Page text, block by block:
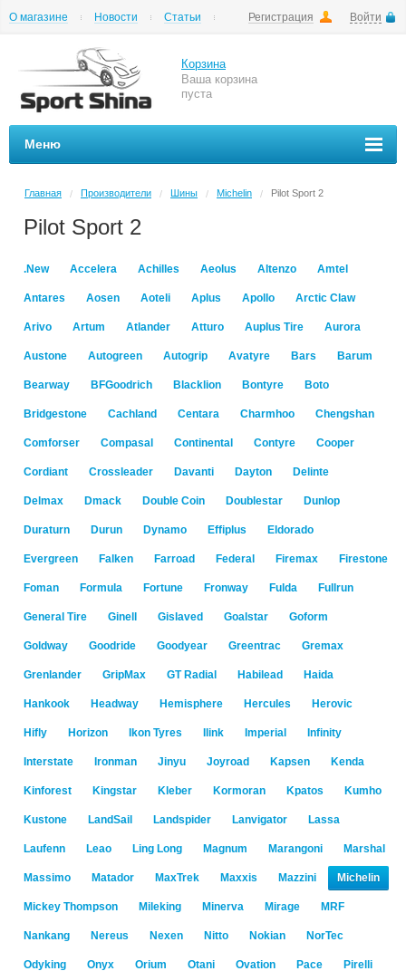
Регистрация Войти
О магазине Новости
Статьи
Корзина
Ваша корзина
пуста
Меню
Главная / Производители / Шины / Michelin / Pilot Sport 2
Pilot Sport 2
.New Accelera Achilles Aeolus Altenzo Amtel
Antares Aosen Aoteli Aplus Apollo Arctic Claw
Arivo Artum Atlander Atturo Auplus Tire Aurora
Austone Autogreen Autogrip Avatyre Bars Barum
Bearway BFGoodrich Blacklion Bontyre Boto
Bridgestone Cachland Centara Charmhoo Chengshan
Comforser Compasal Continental Contyre Cooper
Cordiant Crossleader Davanti Dayton Delinte
Delmax Dmack Double Coin Doublestar Dunlop
Duraturn Durun Dynamo Effiplus Eldorado
Evergreen Falken Farroad Federal Firemax Firestone
Foman Formula Fortune Fronway Fulda Fullrun
General Tire Ginell Gislaved Goalstar Goform
Goldway Goodride Goodyear Greentrac Gremax
Grenlander GripMax GT Radial Habilead Haida
Hankook Headway Hemisphere Hercules Herovic
Hifly Horizon Ikon Tyres Ilink Imperial Infinity
Interstate Ironman Jinyu Joyroad Kapsen Kenda
Kinforest Kingstar Kleber Kormoran Kpatos Kumho
Kustone LandSail Landspider Lanvigator Lassa
Laufenn Leao Ling Long Magnum Marangoni Marshal
Massimo Matador MaxTrek Maxxis Mazzini Michelin
Mickey Thompson Mileking Minerva Mirage MRF
Nankang Nereus Nexen Nitto Nokian NorTec
Odyking Onyx Orium Otani Ovation Pace Pirelli